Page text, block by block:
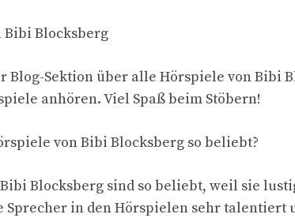
Blocksberg
Blog-Sektion über alle Hörspiele von Bibi
anhören. Viel Spaß beim Stöbern!
von Bibi Blocksberg so beliebt?
Blocksberg sind so beliebt, weil sie
Sprecher in den Hörspielen sehr talentiert